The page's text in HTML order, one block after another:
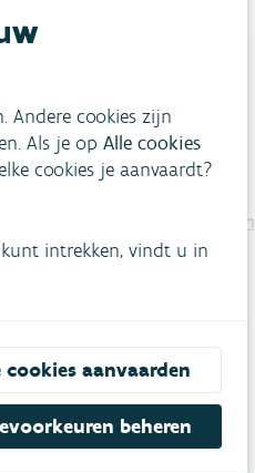
vragen.
Vul ons contactformulier in
Andere cookies zijn
Als je op Alle cookies
cookies je aanvaardt?
intrekken, vindt u in
aanvaarden
beheren